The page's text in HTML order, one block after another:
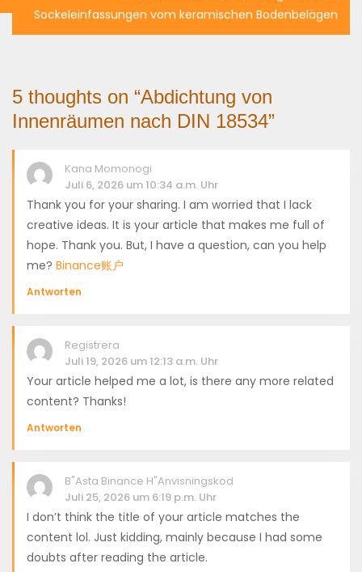
Sockeleinfassungen vom keramischen Bodenbelägen
5 thoughts on “Abdichtung von
Innenräumen nach DIN 18534”
Kana Momonogi
Juli 6, 2026 um 10:34 a.m. Uhr
Thank you for your sharing. I am worried that I lack
creative ideas. It is your article that makes me full of
hope. Thank you. But, I have a question, can you help
me? Binance账户
Antworten
Registrera
Juli 19, 2026 um 12:13 a.m. Uhr
Your article helped me a lot, is there any more related
content? Thanks!
Antworten
B"asta Binance H"anvisningskod
Juli 25, 2026 um 6:19 p.m. Uhr
I don’t think the title of your article matches the
content lol. Just kidding, mainly because I had some
doubts after reading the article.